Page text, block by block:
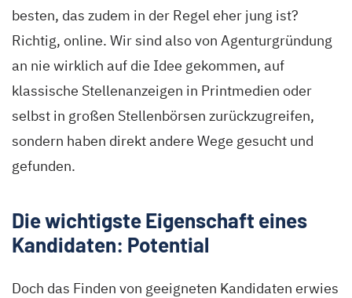
besten, das zudem in der Regel eher jung ist?
Richtig, online. Wir sind also von Agenturgründung
an nie wirklich auf die Idee gekommen, auf
klassische Stellenanzeigen in Printmedien oder
selbst in großen Stellenbörsen zurückzugreifen,
sondern haben direkt andere Wege gesucht und
gefunden.
Die wichtigste Eigenschaft eines
Kandidaten: Potential
Doch das Finden von geeigneten Kandidaten erwies